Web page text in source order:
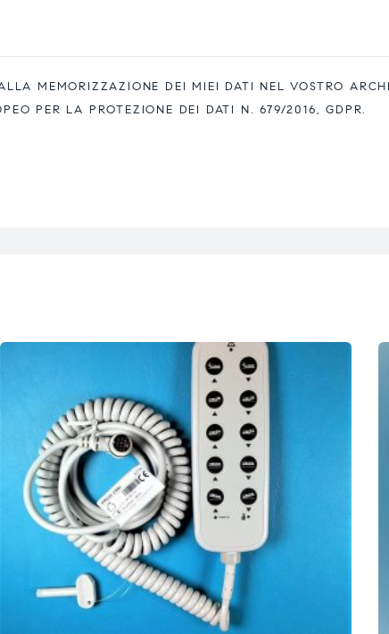
MEMORIZZAZIONE DEI MIEI DATI NEL VOSTRO
PER LA PROTEZIONE DEI DATI N. 679/2016, GDPR.